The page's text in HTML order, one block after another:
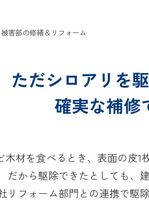
被害部の修繕＆リフォーム
ただシロアリを
確実な補修
木材を食べるとき、表面の皮
だから駆除できたとしても、
リフォーム部門との連携で駆